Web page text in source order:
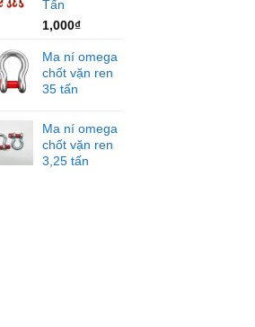
Tấn
1,000₫
Ma ní omega
chốt vặn ren
35 tấn
Ma ní omega
chốt vặn ren
3,25 tấn